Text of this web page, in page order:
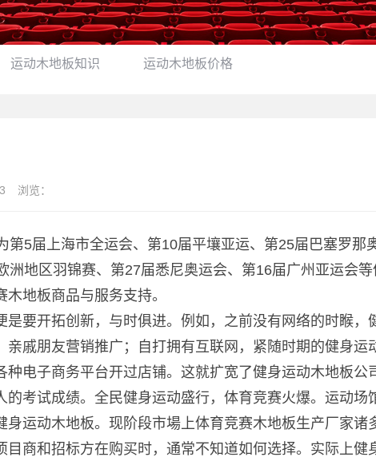
运动木地板知识 运动木地板价格
浏览：
第5届上海市全运会、第10届平壤亚运、第25届巴塞罗那
洲地区羽锦赛、第27届悉尼奥运会、第16届广州亚运会等
地板商品与服务支持。
要开拓创新，与时俱进。例如，之前没有网络的时睺，
戚朋友营销推广；自打拥有互联网，紧随时期的健身运
电子商务平台开过店铺。这就扩宽了健身运动木地板公
考试成绩。全民健身运动盛行，体育竞赛火爆。运动场
运动木地板。现阶段市場上体育竞赛木地板生产厂家诸
商和招标方在购买时，通常不知道如何选择。实际上健